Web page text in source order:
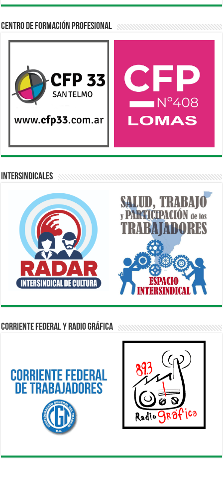
Centro de Formación Profesional
Intersindicales
Corriente Federal y Radio Gráfica